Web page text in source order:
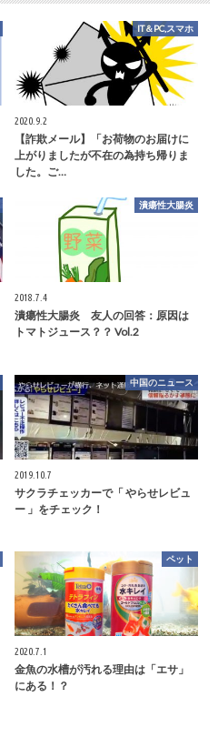
IT＆PC,スマホ
2020.9.2
【詐欺メール】「お荷物のお届けに
上がりましたが不在の為持ち帰りま
した。ご…
潰瘍性大腸炎
2018.7.4
潰瘍性大腸炎 友人の回答：原因は
トマトジュース？？ Vol.2
中国のニュース
2019.10.7
サクラチェッカーで「 やらせレビュ
ー 」をチェック！
ペット
2020.7.1
金魚の水槽が汚れる理由は「エサ」
にある！？